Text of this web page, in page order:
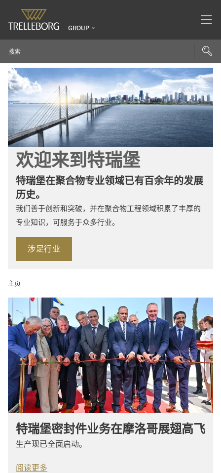
GROUP
欢迎来到特瑞堡
特瑞堡在聚合物专业领域已有百余年的发展
历史。
我们善于创新和突破，并在聚合物工程领域积累了丰厚的
专业知识，可服务于众多行业。
涉足行业
主页
特瑞堡密封件业务在摩洛哥展翅高飞
生产现已全面启动。
阅读更多